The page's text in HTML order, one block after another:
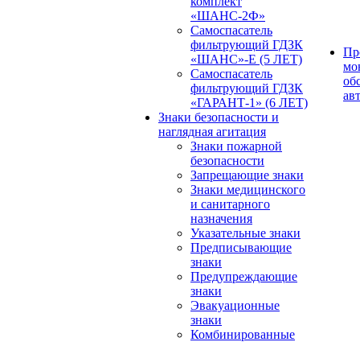
«ШАНС-2Ф»
Самоспасатель
фильтрующий ГДЗК
«ШАНС»-Е (5 ЛЕТ)
Самоспасатель
фильтрующий ГДЗК
«ГАРАНТ-1» (6 ЛЕТ)
Знаки безопасности и
наглядная агитация
Знаки пожарной
безопасности
Запрещающие знаки
Знаки медицинского
и санитарного
назначения
Указательные знаки
Предписывающие
знаки
Предупреждающие
знаки
Эвакуационные
знаки
Комбинированные